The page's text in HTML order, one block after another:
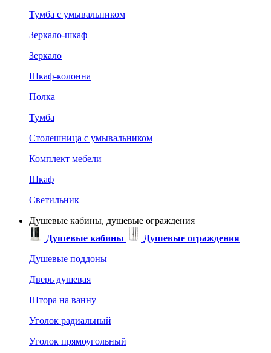
Тумба с умывальником
Зеркало-шкаф
Зеркало
Шкаф-колонна
Полка
Тумба
Столешница с умывальником
Комплект мебели
Шкаф
Светильник
Душевые кабины, душевые ограждения
Душевые кабины
Душевые ограждения
Душевые поддоны
Дверь душевая
Штора на ванну
Уголок радиальный
Уголок прямоугольный